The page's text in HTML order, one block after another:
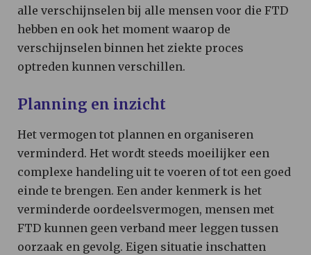
alle verschijnselen bij alle mensen voor die FTD
hebben en ook het moment waarop de
verschijnselen binnen het ziekte proces
optreden kunnen verschillen.
Planning en inzicht
Het vermogen tot plannen en organiseren
verminderd. Het wordt steeds moeilijker een
complexe handeling uit te voeren of tot een goed
einde te brengen. Een ander kenmerk is het
verminderde oordeelsvermogen, mensen met
FTD kunnen geen verband meer leggen tussen
oorzaak en gevolg. Eigen situatie inschatten